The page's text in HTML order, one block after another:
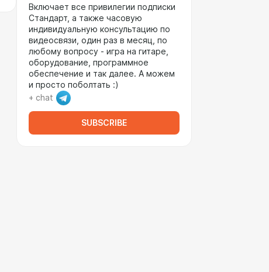
Включает все привилегии подписки
Стандарт, а также часовую
индивидуальную консультацию по
видеосвязи, один раз в месяц, по
любому вопросу - игра на гитаре,
оборудование, программное
обеспечение и так далее. А можем
и просто поболтать :)
+ chat
SUBSCRIBE